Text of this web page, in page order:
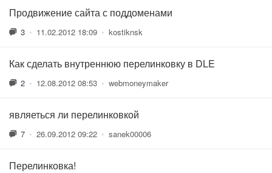
Продвижение сайта с поддоменами
3 • 11.02.2012 18:09 • kostiknsk
Как сделать внутреннюю перелинковку в DLE
2 • 12.08.2012 08:53 • webmoneymaker
являеться ли перелинковкой
7 • 26.09.2012 09:22 • sanek00006
Перелинковка!